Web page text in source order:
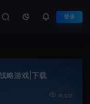
登录
略游戏|下载
19,512